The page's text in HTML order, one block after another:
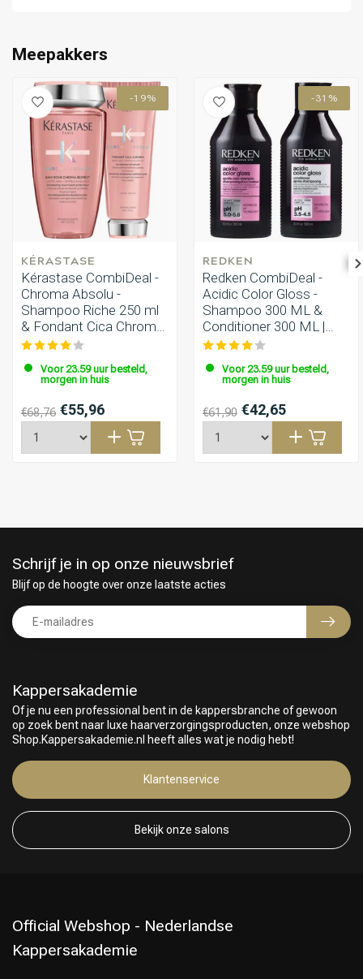
Meepakkers
-19%
KÉRASTASE
Kérastase CombiDeal -
Chroma Absolu -
Shampoo Riche 250 ml
& Fondant Cica Chroma
200 ml
Voor 23.59 uur besteld,
morgen in huis
€68,76 €55,96
-31%
REDKEN
Redken CombiDeal -
Acidic Color Gloss -
Shampoo 300 ML &
Conditioner 300 ML |
voor gekleurd haar
Voor 23.59 uur besteld,
morgen in huis
€61,90 €42,65
Kappersakademie
Of je nu een professional bent in de kappersbranche of gewoon
op zoek bent naar luxe haarverzorgingsproducten, onze webshop
Shop.Kappersakademie.nl heeft alles wat je nodig hebt!
Klantenservice
Bekijk onze salons
Schrijf je in op onze nieuwsbrief
Blijf op de hoogte over onze laatste acties
Official Webshop - Nederlandse
Kappersakademie